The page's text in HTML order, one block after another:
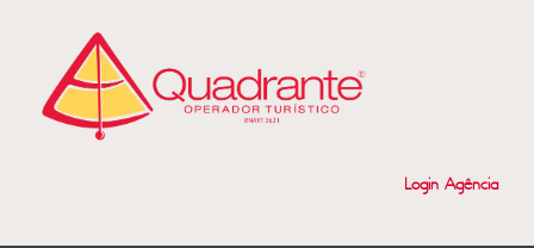
Login Agência